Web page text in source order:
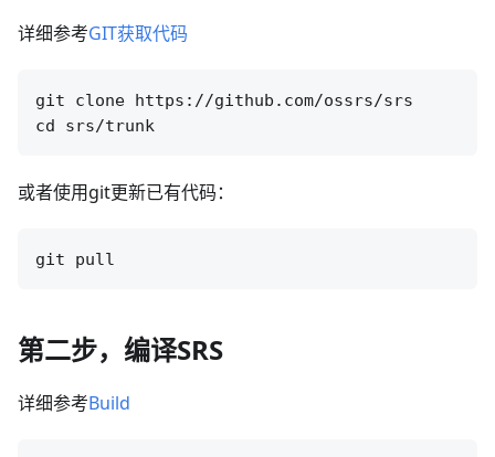
详细参考GIT获取代码
git clone https://github.com/ossrs/srs
或者使用git更新已有代码：
第二步，编译SRS
详细参考Build